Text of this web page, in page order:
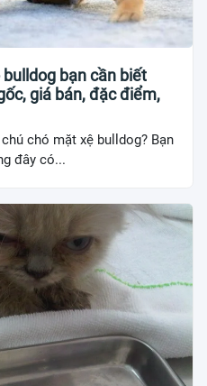
bạn cần biết
giá bán, đặc điểm,
chó mặt xệ bulldog? Bạn
đây có...